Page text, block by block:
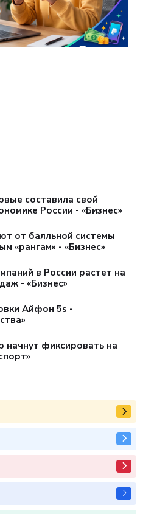
составила свой
России - «Бизнес»
от балльной системы
«рангам» - «Бизнес»
в России растет на
- «Бизнес»
Айфон 5s -
начнут фиксировать на